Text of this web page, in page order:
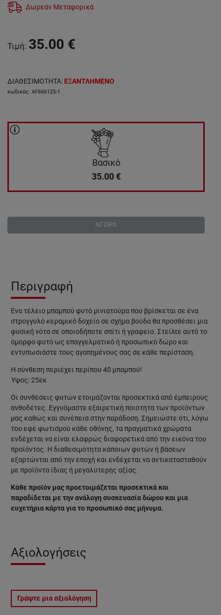
Δωρεάν Μεταφορικά
Τιμή: 35.00 €
ΔΙΑΘΕΣΙΜΟΤΗΤΑ: ΕΞΑΝΤΛΗΜΕΝΟ
κωδικός: AF666125-1
Βασικό
35.00 €
ΑΓΟΡΑ
Περιγραφή
Ένα τέλειο μπαμπού φυτό μινιατούρα που βρίσκεται σε ένα
στρογγυλό κεραμικό δοχείο σε σχήμα βούδα θα προσθέσει μια
φυσική νότα σε οποιοδήποτε σπίτι ή γραφείο. Στείλτε αυτό το
όμορφο φυτό ως επαγγελματικό ή προσωπικό δώρο και
εντυπωσιάστε τους αγαπημένους σας σε κάθε περίσταση.
Η σύνθεση περιέχει περίπου 40 μπαμπού!
Ύψος: 25εκ
Οι συνθέσεις φυτών ετοιμάζονται προσεκτικά από έμπειρους
ανθοδέτες. Εγγυόμαστε εξαιρετική ποιότητα των προϊόντων
μας καθώς και συνέπεια στην παράδοση. Σημειώστε ότι, λόγω
του εφέ φωτισμού κάθε οθόνης, τα πραγματικά χρώματα
ενδέχεται να είναι ελαφρώς διαφορετικά από την εικόνα του
προϊόντος. Η διαθεσιμότητα κάποιων φυτών ή βάσεων
εξαρτώνται από την εποχή και ενδέχεται να αντικατασταθούν
με προϊόντα ίδιας ή μεγαλύτερης αξίας.
Κάθε προϊόν μας προετοιμάζεται προσεκτικά και
παραδίδεται με την ανάλογη συσκευασία δώρου και μια
ευχετήρια κάρτα για το προσωπικό σας μήνυμα.
Αξιολογήσεις
Γράψτε μια αξιολόγηση